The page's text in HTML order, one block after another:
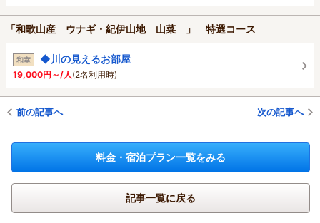
「和歌山産 ウナギ・紀伊山地 山菜 」 特選コース
和室 ◆川の見えるお部屋
19,000円～/人(2名利用時)
前の記事へ 次の記事へ
料金・宿泊プラン一覧をみる
記事一覧に戻る